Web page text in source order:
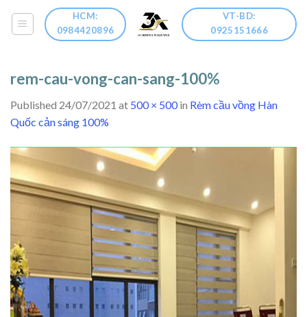
HCM:
0984420896
VT-BD:
0925151666
rem-cau-vong-can-sang-100%
Published 24/07/2021 at 500 × 500in Rèm cầu vồng Hàn
Quốc cản sáng 100%